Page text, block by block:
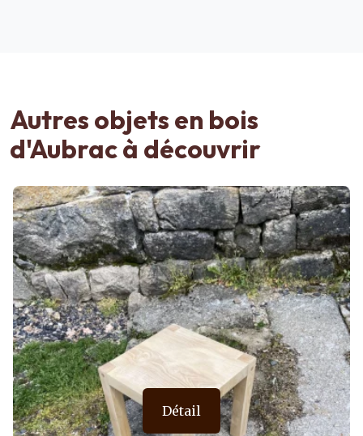
Autres objets en bois
d'Aubrac à découvrir
Détail